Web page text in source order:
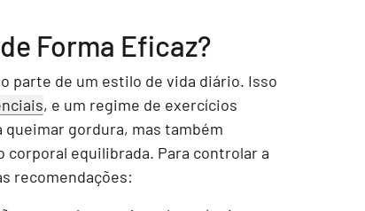
Forma Eficaz?
parte de um estilo de vida diário. Isso
, e um regime de exercícios
queimar gordura, mas também
equilibrada. Para controlar a
recomendações: